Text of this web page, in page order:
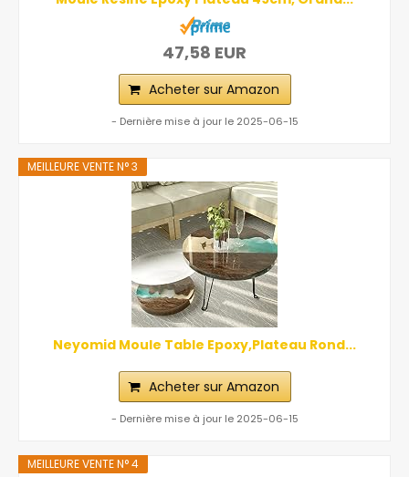
47,58 EUR
Acheter sur Amazon
- Dernière mise à jour le 2025-06-15
MEILLEURE VENTE N° 3
Neyomid Moule Table Epoxy,Plateau Rond...
Acheter sur Amazon
- Dernière mise à jour le 2025-06-15
MEILLEURE VENTE N° 4